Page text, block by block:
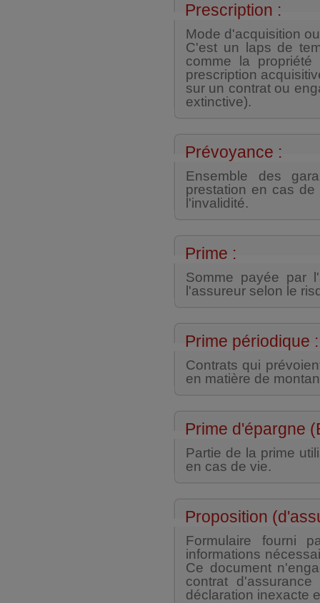
Prescription :
Mode d'acquisition
C'est un laps de
comme la
prescription
sur un contrat ou
extinctive).
Prévoyance :
Ensemble des
prestation en cas
l'invalidité.
Prime :
Somme payée par
l'assureur selon le
Prime périodique :
Contrats qui
en matière de
Prime d'épargne
Partie de la prime
en cas de vie.
Proposition
Formulaire fourni
informations
Ce document
contrat
déclaration inexacte